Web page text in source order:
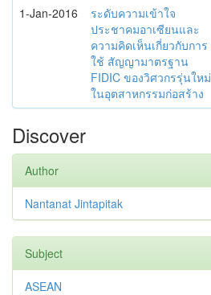
1-Jan-2016
ระดับความเข้าใจ
ประชาคมอาเซียนและ
ความคิดเห็นเกี่ยวกับการ
ใช้ สัญญามาตรฐาน
FIDIC ของวิศวกรรุ่นใหม่
ในอุตสาหกรรมก่อสร้าง
Discover
Author
Nantanat Jintapitak
Subject
ASEAN